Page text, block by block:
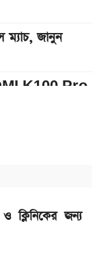
ম্যাচ, জানুন
K100 Pro
Note 17 5G,
ক্লিনিকের জন্য